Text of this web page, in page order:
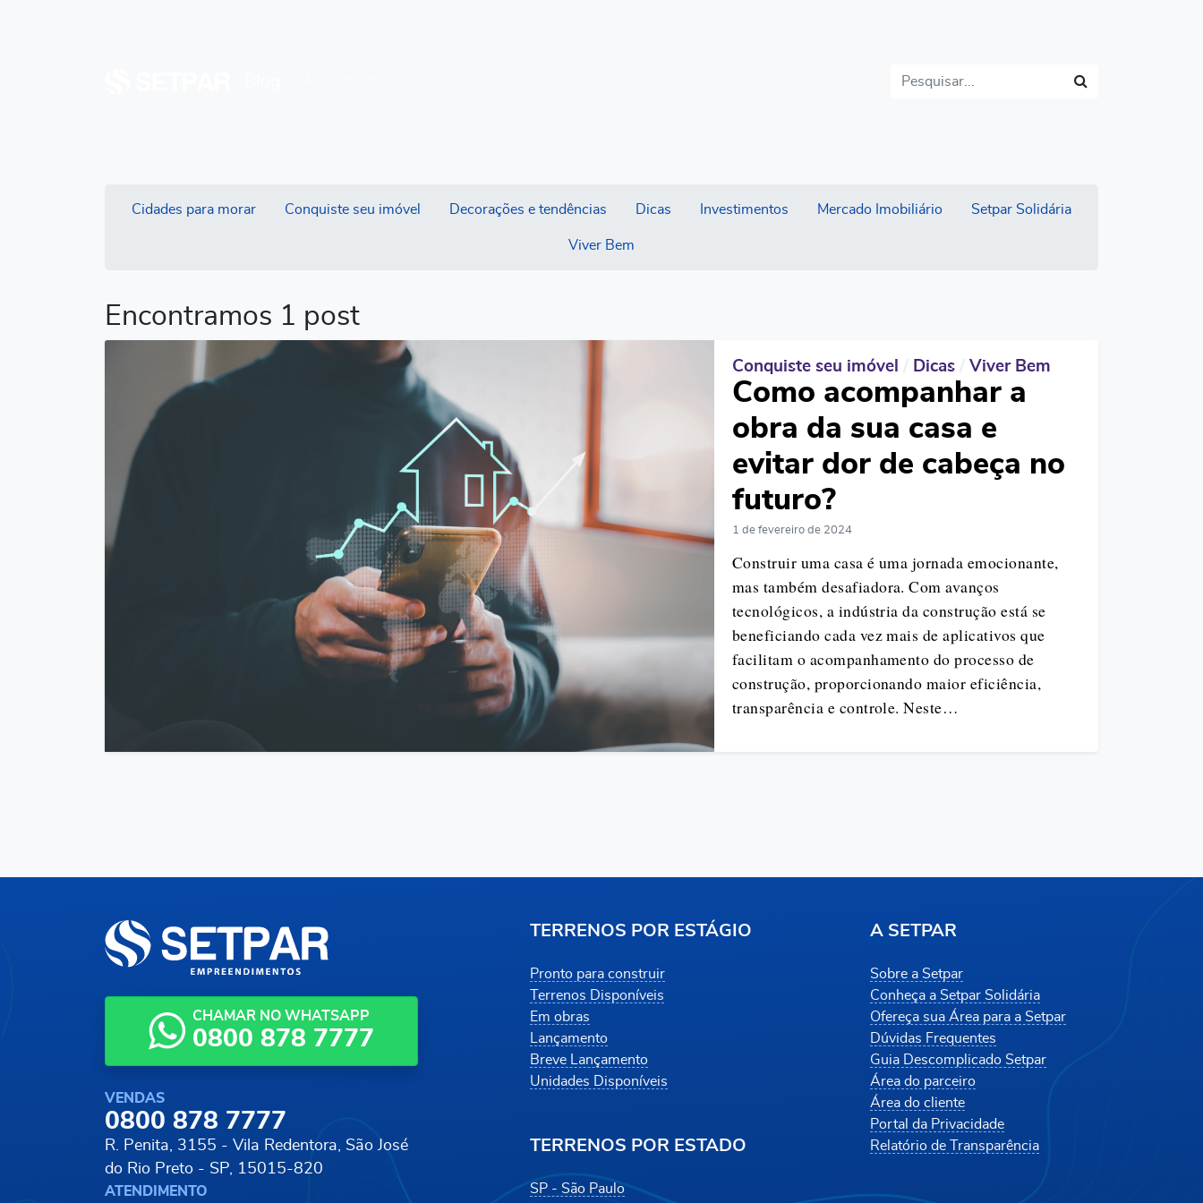
Cidades para morar Conquiste seu imóvel Decorações e tendências Dicas Investimentos Mercado Imobiliário Setpar Solidária
Viver Bem
Encontramos 1 post
Conquiste seu imóvel Dicas Viver Bem
Como acompanhar a
obra da sua casa e
evitar dor de cabeça no
futuro?
1 de fevereiro de 2024
Construir uma casa é uma jornada emocionante,
mas também desafiadora. Com avanços
tecnológicos, a indústria da construção está se
beneficiando cada vez mais de aplicativos que
facilitam o acompanhamento do processo de
construção, proporcionando maior eficiência,
transparência e controle. Neste…
CHAMAR NO WHATSAPP
0800 878 7777
VENDAS
0800 878 7777
R. Penita, 3155 - Vila Redentora, São José
do Rio Preto - SP, 15015-820
ATENDIMENTO
TERRENOS POR ESTÁGIO
Pronto para construir
Terrenos Disponíveis
Em obras
Lançamento
Breve Lançamento
Unidades Disponíveis
TERRENOS POR ESTADO
SP - São Paulo
A SETPAR
Sobre a Setpar
Conheça a Setpar Solidária
Ofereça sua Área para a Setpar
Dúvidas Frequentes
Guia Descomplicado Setpar
Área do parceiro
Área do cliente
Portal da Privacidade
Relatório de Transparência